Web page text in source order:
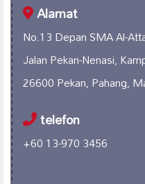
Alamat
No.13 Depan SMA Al-
Jalan Pekan-Nenasi,
26600 Pekan, Pahang,
telefon
+60 13-970 3456